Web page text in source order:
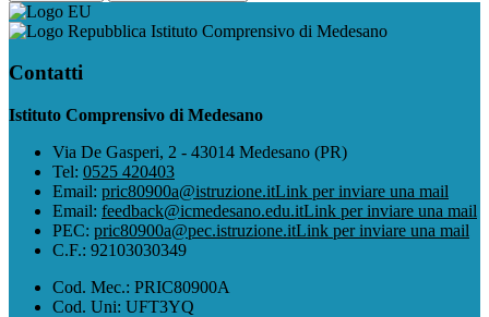
Istituto Comprensivo di Medesano
Contatti
Istituto Comprensivo di Medesano
Via De Gasperi, 2 - 43014 Medesano (PR)
Tel: 0525 420403
Email: pric80900a@istruzione.itLink per inviare una mail
Email: feedback@icmedesano.edu.itLink per inviare una mail
PEC: pric80900a@pec.istruzione.itLink per inviare una mail
C.F.: 92103030349
Cod. Mec.: PRIC80900A
Cod. Uni: UFT3YQ